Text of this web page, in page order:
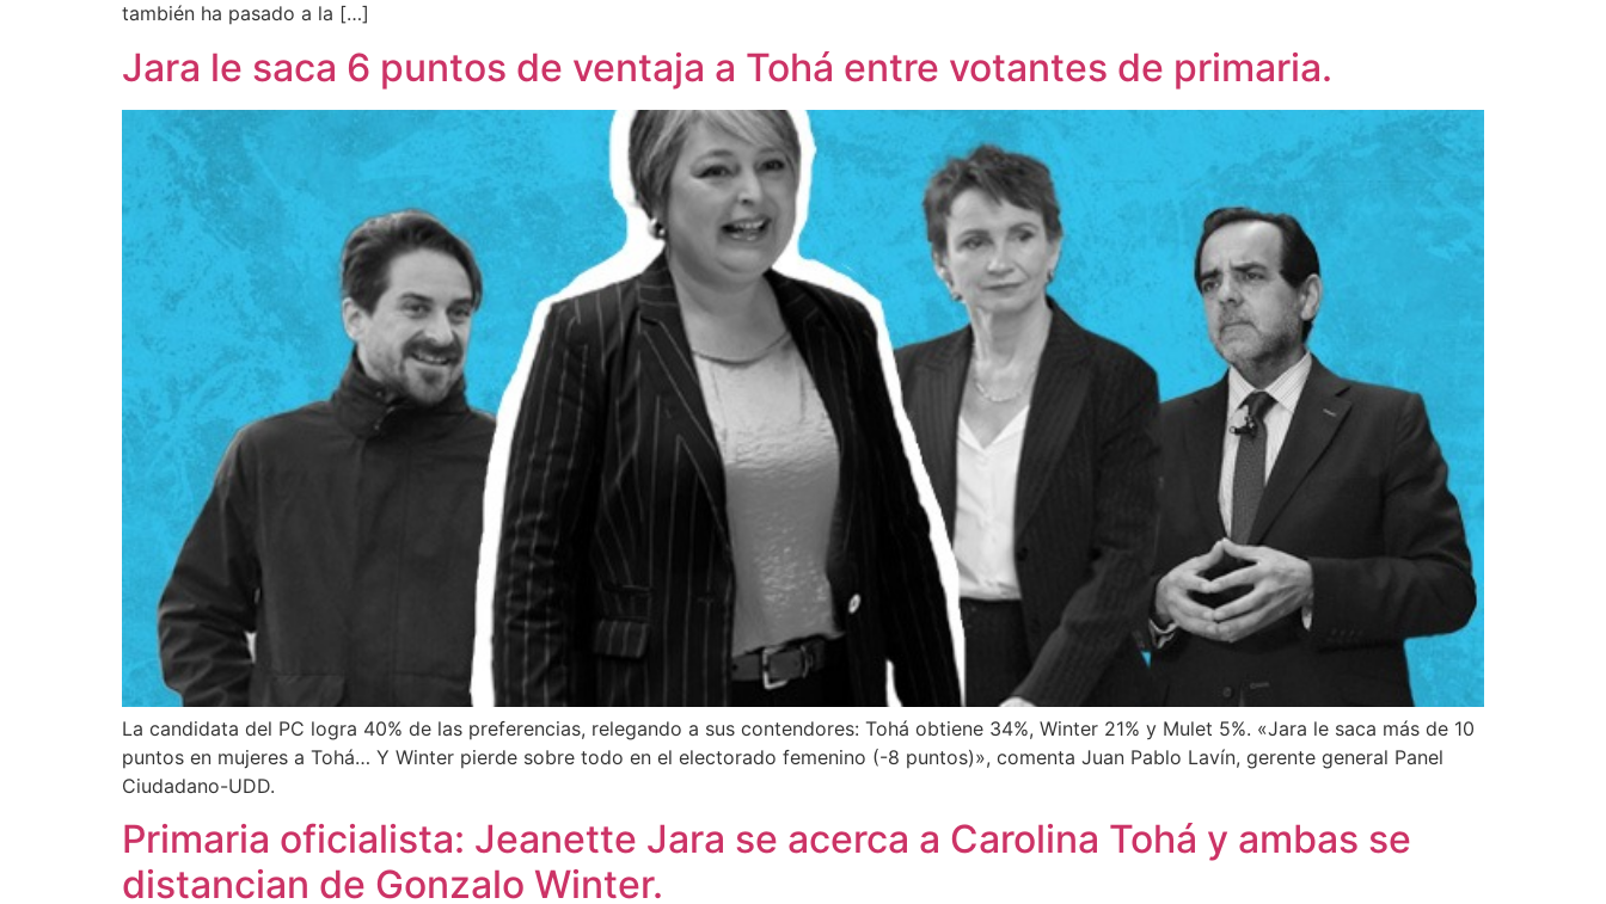
también ha pasado a la […]
Jara le saca 6 puntos de ventaja a Tohá entre votantes de primaria.
La candidata del PC logra 40% de las preferencias, relegando a sus contendores: Tohá obtiene 34%, Winter 21% y Mulet 5%. «Jara le saca más de 10
puntos en mujeres a Tohá… Y Winter pierde sobre todo en el electorado femenino (-8 puntos)», comenta Juan Pablo Lavín, gerente general Panel
Ciudadano-UDD.
Primaria oficialista: Jeanette Jara se acerca a Carolina Tohá y ambas se
distancian de Gonzalo Winter.